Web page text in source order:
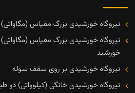
نیروگاه خورشیدی بزرگ مقیاس (مگاواتی)
نیروگاه خورشیدی بزرگ مقیاس (مگاواتی)
خورشید
نیروگاه خورشیدی بر روی سقف سوله
نیروگاه خورشیدی خانگی (کیلوواتی) دو